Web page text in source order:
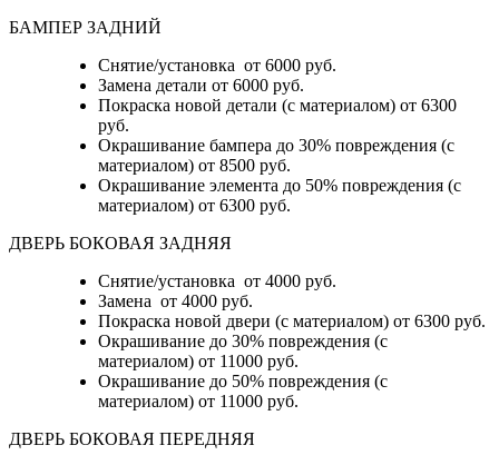
БАМПЕР ЗАДНИЙ
Снятие/установка от 6000 руб.
Замена детали от 6000 руб.
Покраска новой детали (с материалом) от 6300
руб.
Окрашивание бампера до 30% повреждения (с
материалом) от 8500 руб.
Окрашивание элемента до 50% повреждения (с
материалом) от 6300 руб.
ДВЕРЬ БОКОВАЯ ЗАДНЯЯ
Снятие/установка от 4000 руб.
Замена от 4000 руб.
Покраска новой двери (с материалом) от 6300 руб.
Окрашивание до 30% повреждения (с
материалом) от 11000 руб.
Окрашивание до 50% повреждения (с
материалом) от 11000 руб.
ДВЕРЬ БОКОВАЯ ПЕРЕДНЯЯ